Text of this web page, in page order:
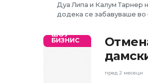
Дуа Липа и Калум Тарнер
додека се забавуваше во
ШОУ-
БИЗНИС
пред 2 месеци